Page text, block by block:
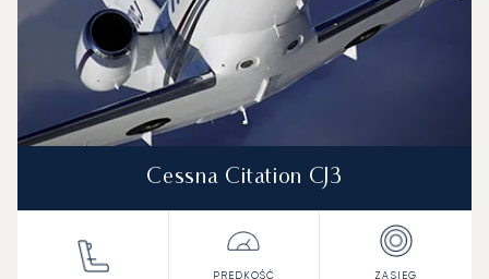
Cessna Citation CJ3